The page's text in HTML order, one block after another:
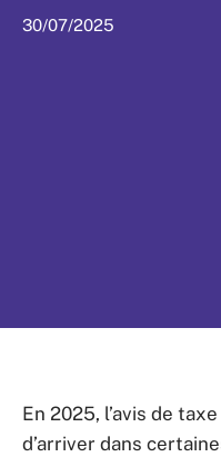
30/07/2025
En 2025, l’avis de
d’arriver dans